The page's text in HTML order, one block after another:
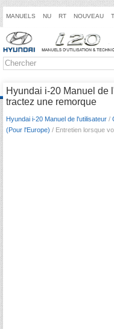
MANUELS NU RT NOUVEAU
Hyundai i-20 Manuel de
tractez une remorque
Hyundai i-20 Manuel de l'utilisateur /
(Pour l'Europe) / Entretien lorsque